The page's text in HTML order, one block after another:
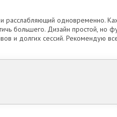
и расслабляющий одновременно.
большего. Дизайн простой, но
и долгих сессий. Рекомендую